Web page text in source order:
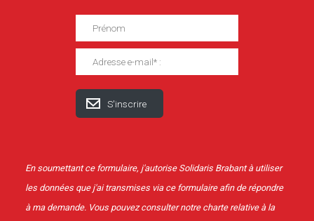
En soumettant ce formulaire, j'autorise Solidaris Brabant à utiliser
les données que j'ai transmises via ce formulaire afin de répondre
à ma demande. Vous pouvez consulter notre charte relative à la